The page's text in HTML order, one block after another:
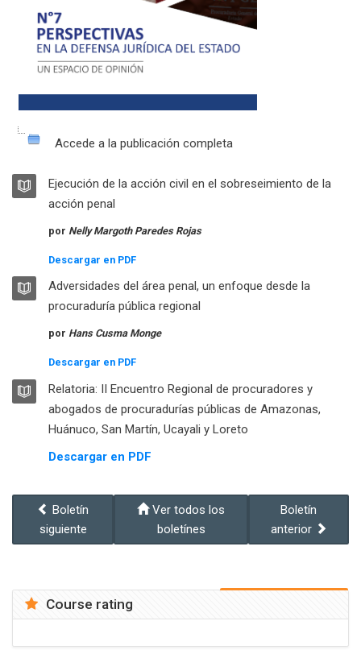
Accede a la publicación completa
LIBRO
Ejecución de la acción civil en el sobreseimiento de la
acción penal
por Nelly Margoth Paredes Rojas
Descargar en PDF
LIBRO
Adversidades del área penal, un enfoque desde la
procuraduría pública regional
por Hans Cusma Monge
Descargar en PDF
LIBRO
Relatoria: II Encuentro Regional de procuradores y
abogados de procuradurías públicas de Amazonas,
Huánuco, San Martín, Ucayali y Loreto
Descargar en PDF
Boletín
siguiente
Ver todos los
boletínes
Boletín
anterior
Course rating